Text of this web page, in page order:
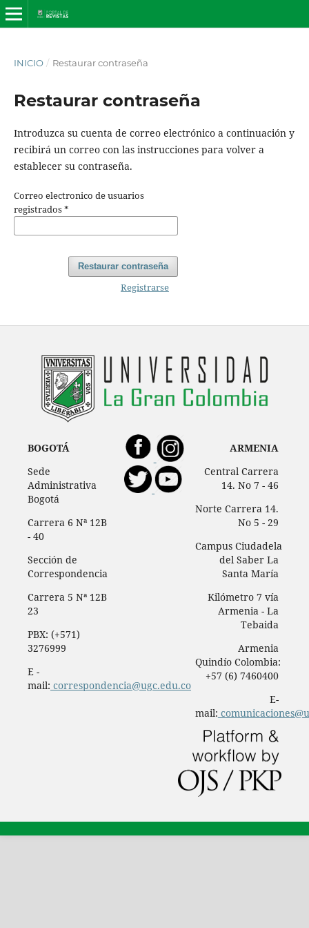
INICIO / Restaurar contraseña
Restaurar contraseña
Introduzca su cuenta de correo electrónico a continuación y
recibirá un correo con las instrucciones para volver a
establecer su contraseña.
Correo electronico de usuarios
registrados*
Restaurar contraseña
Registrarse
BOGOTÁ
Sede
Administrativa
Bogotá
Carrera 6 Nª 12B
- 40
Sección de
Correspondencia
Carrera 5 Nª 12B
23
PBX: (+571)
3276999
E -
mail: correspondencia@ugc.edu.co
ARMENIA
Central Carrera
14. No 7 - 46
Norte Carrera 14.
No 5 - 29
Campus Ciudadela
del Saber La
Santa María
Kilómetro 7 vía
Armenia - La
Tebaida
Armenia
Quindío Colombia:
+57 (6) 7460400
E-
mail: